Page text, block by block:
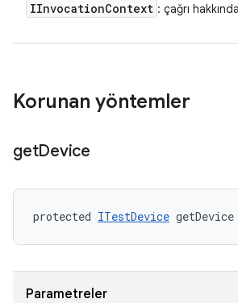
IInvocationContext : çağrı
Korunan yöntemler
getDevice
protected ITestDevice
Parametreler